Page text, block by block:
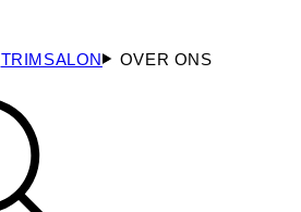
TRIMSALON
OVER ONS